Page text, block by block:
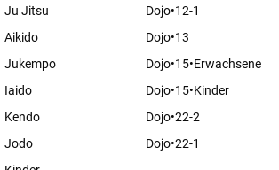
Ju Jitsu
Aikido
Jukempo
Iaido
Kendo
Jodo
Dojo•12-1
Dojo•13
Dojo•15•Erwachsene
Dojo•15•Kinder
Dojo•22-2
Dojo•22-1